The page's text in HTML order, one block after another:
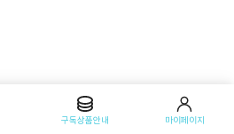
구독상품안내 마이페이지